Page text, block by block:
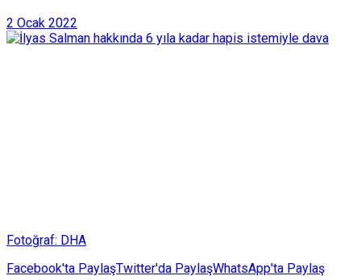
2 Ocak 2022
Fotoğraf: DHA
Facebook'ta PaylaşTwitter'da PaylaşWhatsApp'ta Paylaş